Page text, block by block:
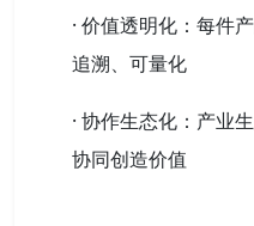
· 价值透明化：每件
追溯、可量化
· 协作生态化：产业
协同创造价值